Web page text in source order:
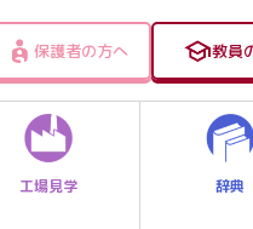
保護者の方へ 教員
工場見学 辞典